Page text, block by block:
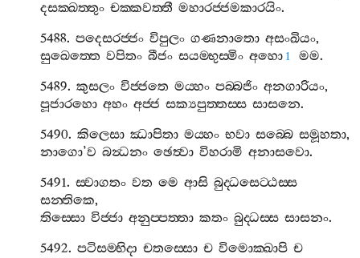
දසක‍්ඛත‍්තුං චක‍්කවත‍්තී මහාරජ‍්ජමකාරයිං.
5488.පදෙසරජ‍්ජං විපුලං ගණනාතො අසංඛියං,
සුඛෙත‍්තෙ වපිතං බීජං සයම‍්භුස‍්මිං අහො 1 මම.
5489.කුසලං විජ‍්ජතෙ මය‍්හං පබ‍්බජිං අනගාරියං,
පූජාරහො අහං අජ‍්ජ සක්‍යපුත‍්තස‍්ස සාසනෙ.
5490.කිලෙසා ඣාපිතා මය‍්හං භවා සබ‍්බෙ සමූහතා,
නාගො’ව බන්‍ධනං ඡෙත්‍වා විහරාමි අනාසවො.
5491.ස‍්වාගතං වත මෙ ආසි බුද‍්ධසෙට‍්ඨස‍්ස
සන‍්තිකෙ,
තිස‍්සො විජ‍්ජා අනුප‍්පත‍්තා කතං බුද‍්ධස‍්ස සාසනං.
5492.පටිසම‍්භිදා චතස‍්සො ච විමොක‍්ඛාපි ච